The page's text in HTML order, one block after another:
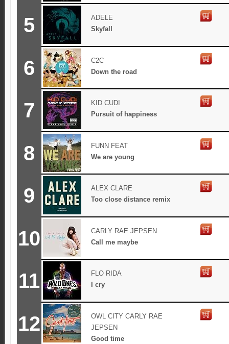
5
ADELE
Skyfall
6
C2C
Down the road
7
KID CUDI
Pursuit of happiness
8
FUNN FEAT
We are young
9
ALEX CLARE
Too close distance remix
10
CARLY RAE JEPSEN
Call me maybe
11
FLO RIDA
I cry
12
OWL CITY CARLY RAE
JEPSEN
Good time